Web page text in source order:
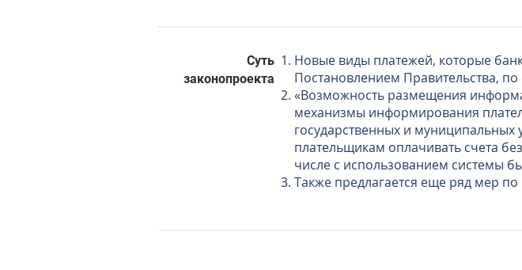
Суть
законопроекта
Новые виды платежей, которые
Постановлением Правительства,
«Возможность размещения
механизмы информирования
государственных и муниципальных
плательщикам оплачивать счета
числе с использованием системы
Также предлагается еще ряд мер